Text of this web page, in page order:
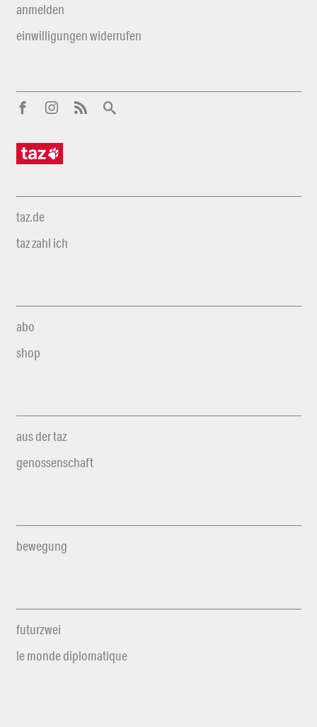
anmelden
einwilligungen widerrufen
taz.de
taz zahl ich
abo
shop
aus der taz
genossenschaft
bewegung
futurzwei
le monde diplomatique